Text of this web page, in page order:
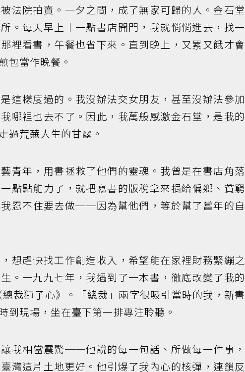
法院拍賣。一夕之間，成了無家可歸的人。金石堂
。每天早上十一點書店開門，我就悄悄進去，找一
裡看書，午餐也省下來。直到晚上，又累又餓才會
包當作晚餐。
這樣度過的。我沒辦法交女朋友，甚至沒辦法參加
哪裡也去不了。因此，我萬般感激金石堂，是我的
過荒蕪人生的甘露。
青年，用書拯救了他們的靈魂。我曾是在書店角落
點點能力了，就把寫書的版稅拿來捐給偏鄉、貧窮
忍不住要去做──因為幫他們，等於幫了當年的自
想趕快找工作創造收入，希望能在家裡財務緊繃之
。一九九七年，我遇到了一本書，徹底改變了我的
裁獅子心》。「總裁」兩字很吸引當時的我，新書
到現場，坐在臺下第一排專注聆聽。
我相當震驚──他說的每一句話、所做每一件事，
灣這片土地更好。他引爆了我內心的核彈，連鎖反